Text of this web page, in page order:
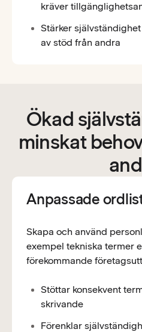
kräver
Stärker
av stöd från andra
Ökad
minskat
Anpassade
Skapa och använd
exempel tekniska termer
förekommande
Stöttar konsekvent
skrivande
Förenklar